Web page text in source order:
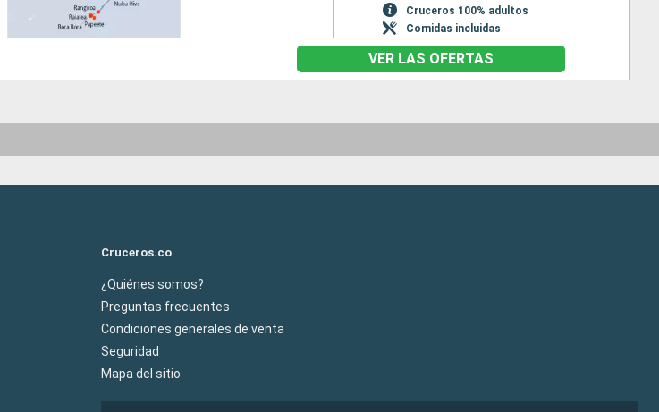
Cruceros 100% adultos
Comidas incluidas
VER LAS OFERTAS
Cruceros.co
¿Quiénes somos?
Preguntas frecuentes
Condiciones generales de venta
Seguridad
Mapa del sitio